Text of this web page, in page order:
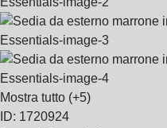
Mostra tutto (+5)
ID: 1720924